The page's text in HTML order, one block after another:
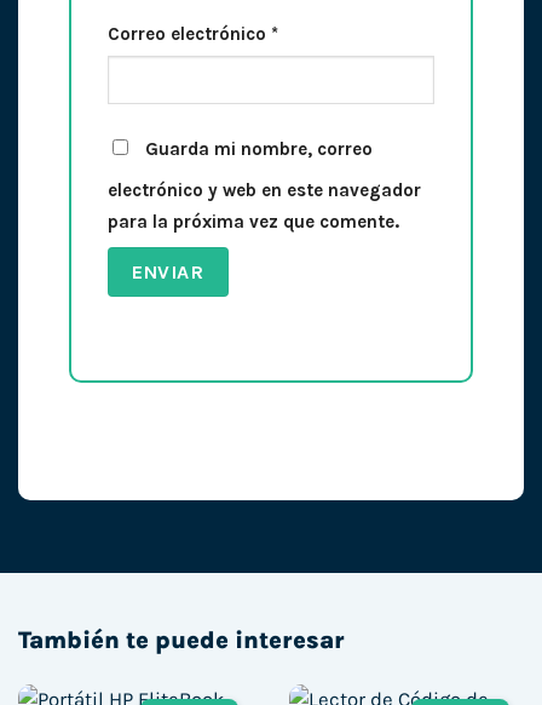
Correo electrónico *
Guarda mi nombre, correo
electrónico y web en este navegador
para la próxima vez que comente.
También te puede interesar